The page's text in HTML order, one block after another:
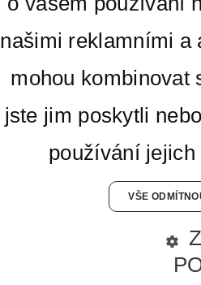
našimi reklamními a
mohou kombinovat
jste jim poskytli
používání
VŠE